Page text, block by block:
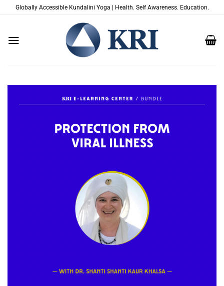
SaltarGlobally Accessible Kundalini Yoga | Health. Self Awareness. Education.